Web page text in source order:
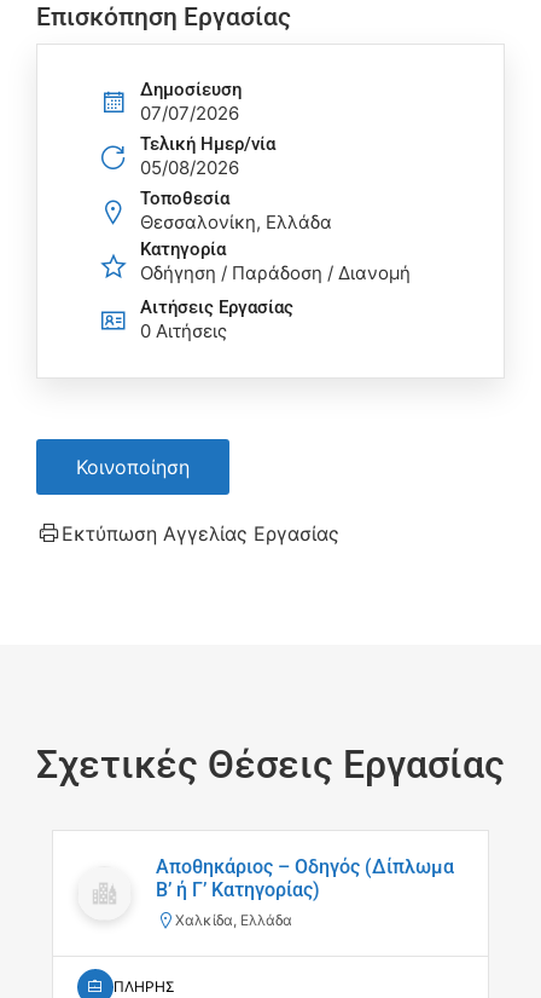
Επισκόπηση Εργασίας
Δημοσίευση
07/07/2026
Τελική Ημερ/νία
05/08/2026
Τοποθεσία
Θεσσαλονίκη, Ελλάδα
Κατηγορία
Οδήγηση / Παράδοση / Διανομή
Αιτήσεις Eργασίας
0 Αιτήσεις
Κοινοποίηση
Εκτύπωση Αγγελίας Εργασίας
Σχετικές Θέσεις Εργασίας
Αποθηκάριος – Οδηγός (Δίπλωμα
Β’ ή Γ’ Κατηγορίας)
Χαλκίδα, Ελλάδα
ΠΛΗΡΗΣ